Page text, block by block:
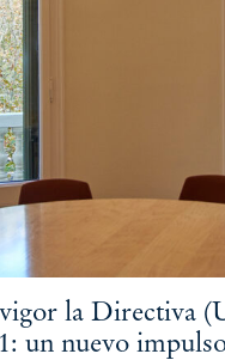
la Directiva
un nuevo